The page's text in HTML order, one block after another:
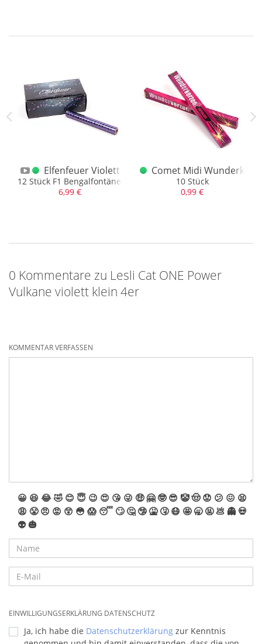
F1
Bengalfontänen
Elfenfeuer Violett
12 Stück F1 Bengalfontänen
6,99 €
Comet Midi
10 Stück
0,99 €
0 Kommentare zu Lesli Cat ONE Power
Vulkane violett klein 4er
KOMMENTAR VERFASSEN
😀 😆 😂🤣 😊 😇 😉 😍 😘 😜 🤑 🤗 🤓 😎 🤡🤠 😟 😕 😖 😫
😩 😤 😠 😡 😲 😳 😱 😴 🙄 🤔 🤥 🤮 🤧 😷 🤩 🥱 🤬 💩 👻 💀
👽 🎃
EINWILLIGUNGSERKLÄRUNG DATENSCHUTZ
Ja, ich habe die Datenschutzerklärung zur Kenntnis